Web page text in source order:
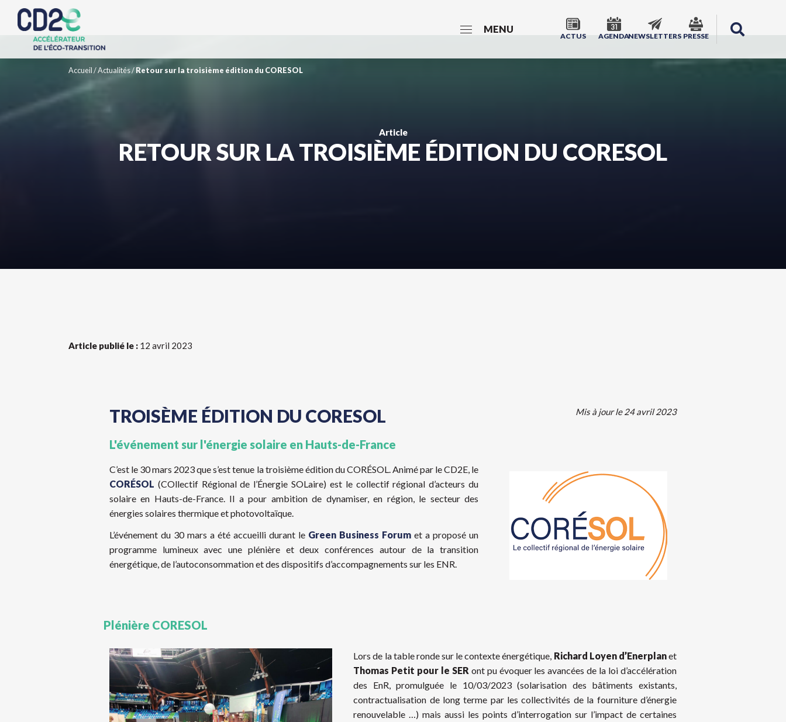
MENU
ACTUS AGENDANEWSLETTERS PRESSE
Accueil/Actualités/Retour sur la troisième édition du CORESOL
Article
RETOUR SUR LA TROISIÈME ÉDITION DU CORESOL
Article publié le : 12 avril 2023
TROISÈME ÉDITION DU CORESOL
L'événement sur l'énergie solaire en Hauts-de-France
C’est le 30 mars 2023 que s’est tenue la troisième édition du CORÉSOL. Animé par le CD2E, le
CORÉSOL (COllectif Régional de l’Énergie SOLaire) est le collectif régional d’acteurs du
solaire en Hauts-de-France. Il a pour ambition de dynamiser, en région, le secteur des
énergies solaires thermique et photovoltaïque.
L’événement du 30 mars a été accueilli durant le Green Business Forum et a proposé un
programme lumineux avec une plénière et deux conférences autour de la transition
énergétique, de l’autoconsommation et des dispositifs d’accompagnements sur les ENR.
Mis à jour le 24 avril 2023
Plénière CORESOL
Lors de la table ronde sur le contexte énergétique, Richard Loyen d’Enerplanet
Thomas Petit pour le SER ont pu évoquer les avancées de la loi d’accélération
des EnR, promulguée le 10/03/2023 (solarisation des bâtiments existants,
contractualisation de long terme par les collectivités de la fourniture d’énergie
renouvelable …) mais aussi les points d’interrogation sur l’impact de certaines